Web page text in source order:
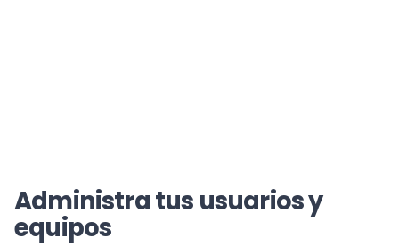
Administra tus usuarios y
equipos